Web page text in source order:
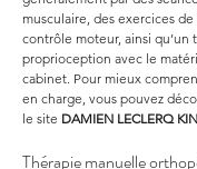
musculaire, des exercices
contrôle moteur, ainsi qu’un
proprioception avec le
cabinet. Pour mieux
en charge, vous pouvez
le site DAMIEN LECLERQ
Thérapie manuelle